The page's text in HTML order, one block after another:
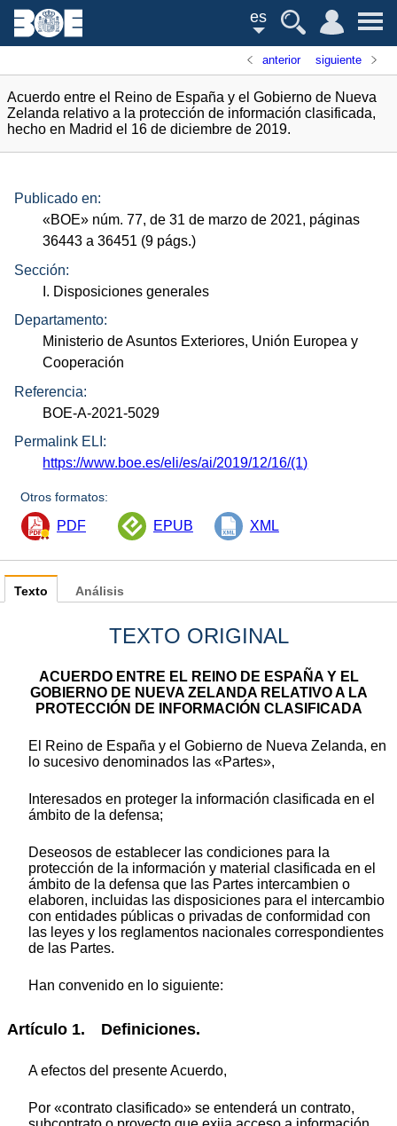
es
anterior siguiente
Acuerdo entre el Reino de España y el Gobierno de Nueva
Zelanda relativo a la protección de información clasificada,
hecho en Madrid el 16 de diciembre de 2019.
Publicado en:
«BOE» núm. 77, de 31 de marzo de 2021, páginas
36443 a 36451 (9 págs.)
Sección:
I. Disposiciones generales
Departamento:
Ministerio de Asuntos Exteriores, Unión Europea y
Cooperación
Referencia:
BOE-A-2021-5029
Permalink ELI:
https://www.boe.es/eli/es/ai/2019/12/16/(1)
Otros formatos:
PDF EPUB XML
Texto
TEXTO ORIGINAL
ACUERDO ENTRE EL REINO DE ESPAÑA Y EL
GOBIERNO DE NUEVA ZELANDA RELATIVO A LA
PROTECCIÓN DE INFORMACIÓN CLASIFICADA
El Reino de España y el Gobierno de Nueva Zelanda, en
lo sucesivo denominados las «Partes»,
Interesados en proteger la información clasificada en el
ámbito de la defensa;
Deseosos de establecer las condiciones para la
protección de la información y material clasificada en el
ámbito de la defensa que las Partes intercambien o
elaboren, incluidas las disposiciones para el intercambio
con entidades públicas o privadas de conformidad con
las leyes y los reglamentos nacionales correspondientes
de las Partes.
Han convenido en lo siguiente:
Artículo 1. Definiciones.
A efectos del presente Acuerdo,
Por «contrato clasificado» se entenderá un contrato,
Análisis